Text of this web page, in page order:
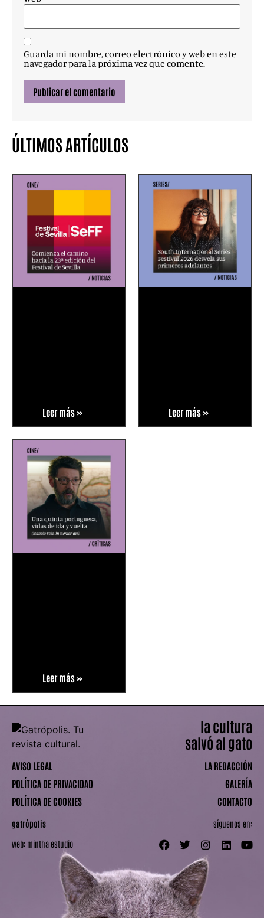
Guarda mi nombre, correo electrónico y web en este
navegador para la próxima vez que comente.
ÚLTIMOS ARTÍCULOS
Leer más » Leer más »
Leer más »
AVISO LEGAL
POLÍTICA DE PRIVACIDAD
POLÍTICA DE COOKIES
gatrópolis
web: mintha estudio
la cultura
salvó al gato
LA REDACCIÓN
GALERÍA
CONTACTO
síguenos en: